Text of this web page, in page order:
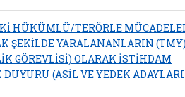
HÜKÜMLÜ/TERÖRLE
ŞEKİLDE YARALANANLARIN
GÖREVLİSİ) OLARAK İSTİHDAM
(ASİL VE YEDEK